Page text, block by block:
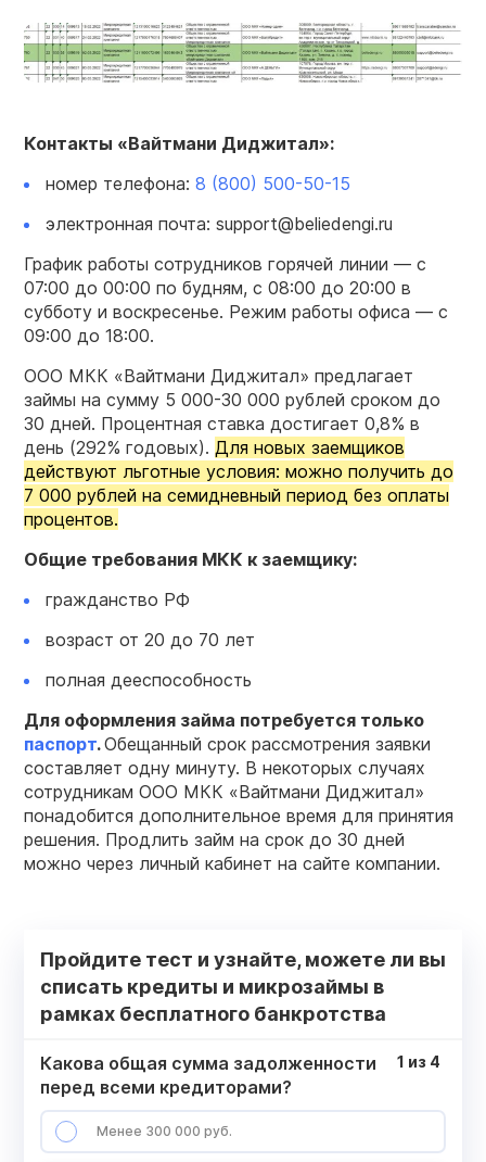
Контакты «Вайтмани Диджитал»:
номер телефона: 8 (800) 500-50-15
электронная почта: support@beliedengi.ru
График работы сотрудников горячей линии — с
07:00 до 00:00 по будням, с 08:00 до 20:00 в
субботу и воскресенье. Режим работы офиса — с
09:00 до 18:00.
ООО МКК «Вайтмани Диджитал» предлагает
займы на сумму 5 000-30 000 рублей сроком до
30 дней. Процентная ставка достигает 0,8% в
день (292% годовых). Для новых заемщиков
действуют льготные условия: можно получить до
7 000 рублей на семидневный период без оплаты
процентов.
Общие требования МКК к заемщику:
гражданство РФ
возраст от 20 до 70 лет
полная дееспособность
Для оформления займа потребуется только
паспорт.Обещанный срок рассмотрения заявки
составляет одну минуту. В некоторых случаях
сотрудникам ООО МКК «Вайтмани Диджитал»
понадобится дополнительное время для принятия
решения. Продлить займ на срок до 30 дней
можно через личный кабинет на сайте компании.
Пройдите тест и узнайте, можете ли вы
списать кредиты и микрозаймы в
рамках бесплатного банкротства
Какова общая сумма задолженности
перед всеми кредиторами?
Менее 300 000 руб.
1 из 4